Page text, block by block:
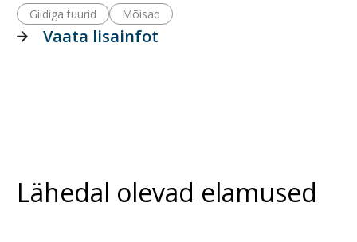
Giidiga tuurid Mõisad
Vaata lisainfot
Lähedal olevad elamused